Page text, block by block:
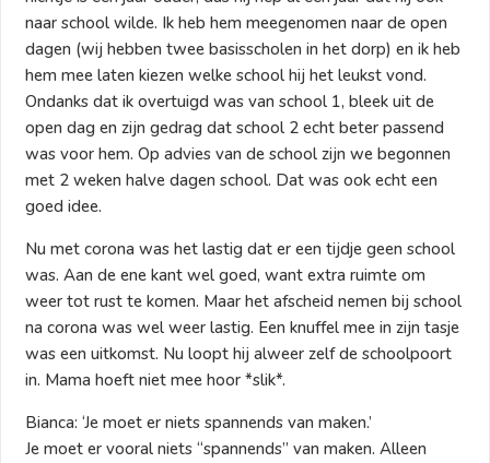
naar school wilde. Ik heb hem meegenomen naar de open
dagen (wij hebben twee basisscholen in het dorp) en ik heb
hem mee laten kiezen welke school hij het leukst vond.
Ondanks dat ik overtuigd was van school 1, bleek uit de
open dag en zijn gedrag dat school 2 echt beter passend
was voor hem. Op advies van de school zijn we begonnen
met 2 weken halve dagen school. Dat was ook echt een
goed idee.
Nu met corona was het lastig dat er een tijdje geen school
was. Aan de ene kant wel goed, want extra ruimte om
weer tot rust te komen. Maar het afscheid nemen bij school
na corona was wel weer lastig. Een knuffel mee in zijn tasje
was een uitkomst. Nu loopt hij alweer zelf de schoolpoort
in. Mama hoeft niet mee hoor *slik*.
Bianca: ‘Je moet er niets spannends van maken.’
Je moet er vooral niets “spannends” van maken. Alleen